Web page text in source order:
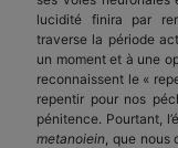
lucidité finira par
traverse la période
un moment et à une
reconnaissent le «
repentir pour nos
pénitence. Pourtant,
metanoiein , que